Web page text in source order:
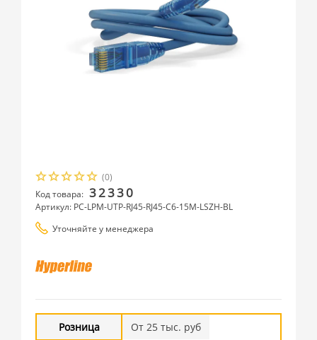
(0)
Код товара: 32330
Артикул: PC-LPM-UTP-RJ45-RJ45-C6-15M-LSZH-BL
Уточняйте у менеджера
Розница
От 25 тыс. руб